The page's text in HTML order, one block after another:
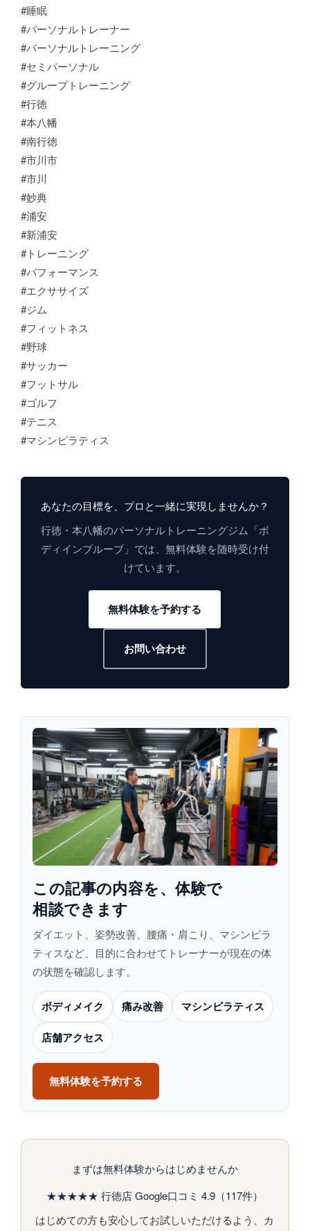
#睡眠
#パーソナルトレーナー
#パーソナルトレーニング
#セミパーソナル
#グループトレーニング
#行徳
#本八幡
#南行徳
#市川市
#市川
#妙典
#浦安
#新浦安
#トレーニング
#パフォーマンス
#エクササイズ
#ジム
#フィットネス
#野球
#サッカー
#フットサル
#ゴルフ
#テニス
#マシンピラティス
あなたの目標を、プロと一緒に実現しませんか？
行徳・本八幡のパーソナルトレーニングジム「ボ
ディインプルーブ」では、無料体験を随時受け付
けています。
無料体験を予約する
お問い合わせ
この​記事の​内容を、​体験で​
相談できます
ダイエット、姿勢改善、腰痛・肩こり、マシンピラ
ティスなど、目的に合わせてトレーナーが現在の体
の状態を確認します。
ボディメイク 痛み改善 マシンピラティス
店舗アクセス
無料体験を予約する
まずは無料体験からはじめませんか
★★★★★ 行徳店 Google口コミ 4.9（117件）
はじめての方も安心してお試しいただけるよう、カ